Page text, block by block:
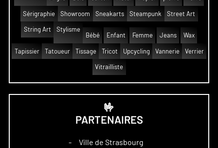
Sérigraphie Showroom Sneakarts Steampunk Street Art
String Art
Stylisme
Bébé
Enfant Femme Jeans Wax
Tapissier Tatoueur Tissage Tricot Upcycling Vannerie Verrier
Vitrailliste
🤟
PARTENAIRES
– Ville de Strasbourg